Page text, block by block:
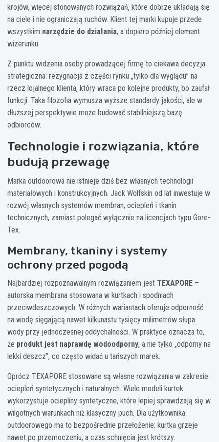
krojów, więcej stonowanych rozwiązań, które dobrze układają się
na ciele i nie ograniczają ruchów. Klient tej marki kupuje przede
wszystkim narzędzie do działania, a dopiero później element
wizerunku.
Z punktu widzenia osoby prowadzącej firmę to ciekawa decyzja
strategiczna: rezygnacja z części rynku „tylko dla wyglądu” na
rzecz lojalnego klienta, który wraca po kolejne produkty, bo zaufał
funkcji. Taka filozofia wymusza wyższe standardy jakości, ale w
dłuższej perspektywie może budować stabilniejszą bazę
odbiorców.
Technologie i rozwiązania, które
budują przewagę
Marka outdoorowa nie istnieje dziś bez własnych technologii
materiałowych i konstrukcyjnych. Jack Wolfskin od lat inwestuje w
rozwój własnych systemów membran, ociepleń i tkanin
technicznych, zamiast polegać wyłącznie na licencjach typu Gore-
Tex.
Membrany, tkaniny i systemy
ochrony przed pogodą
Najbardziej rozpoznawalnym rozwiązaniem jest TEXAPORE –
autorska membrana stosowana w kurtkach i spodniach
przeciwdeszczowych. W różnych wariantach oferuje odporność
na wodę sięgającą nawet kilkunastu tysięcy milimetrów słupa
wody przy jednoczesnej oddychalności. W praktyce oznacza to,
że produkt jest naprawdę wodoodporny, a nie tylko „odporny na
lekki deszcz”, co często widać u tańszych marek.
Oprócz TEXAPORE stosowane są własne rozwiązania w zakresie
ociepleń syntetycznych i naturalnych. Wiele modeli kurtek
wykorzystuje ociepliny syntetyczne, które lepiej sprawdzają się w
wilgotnych warunkach niż klasyczny puch. Dla użytkownika
outdoorowego ma to bezpośrednie przełożenie: kurtka grzeje
nawet po przemoczeniu, a czas schnięcia jest krótszy.